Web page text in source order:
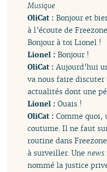
Musique
OliCat : Bonjour et
à l’écoute de
Bonjour à toi Lionel !
Lionel :Bonjour !
OliCat : Aujourd’hui
va nous faire
actualités dont une
Lionel :Ouais !
OliCat : Comme quoi,
coutume. Il ne faut
routine dans
à surveiller. Une news
nommé la justice